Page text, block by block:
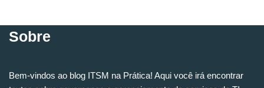
Sobre
Bem-vindos ao blog ITSM na Prática! Aqui você irá encontrar